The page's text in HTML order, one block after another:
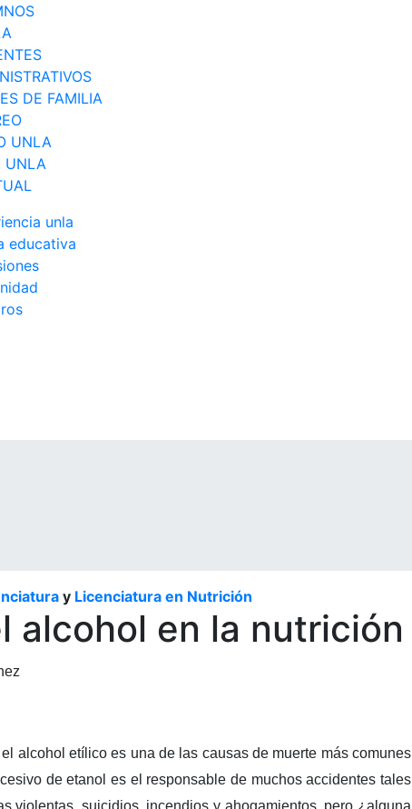
DE FAMILIA
UNLA
UNLA
unla
educativa
y Licenciatura en Nutrición
alcohol en la nutrición
alcohol etílico es una de las causas de muerte más comunes
de etanol es el responsable de muchos accidentes tales
violentas, suicidios, incendios y ahogamientos, pero ¿alguna